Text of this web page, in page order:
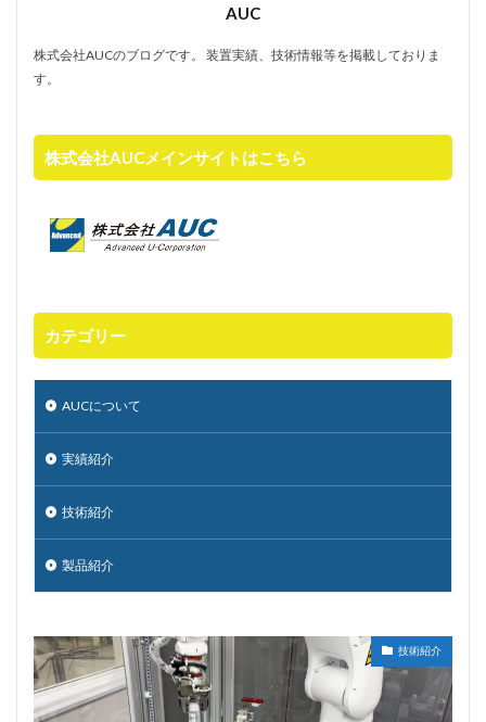
AUC
株式会社AUCのブログです。 装置実績、技術情報等を掲載しておりま
す。
株式会社AUCメインサイトはこちら
カテゴリー
AUCについて
実績紹介
技術紹介
製品紹介
技術紹介